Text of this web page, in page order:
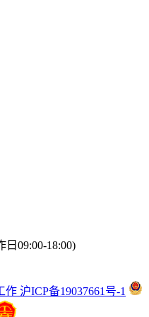
日09:00-18:00)
沪ICP备19037661号-1